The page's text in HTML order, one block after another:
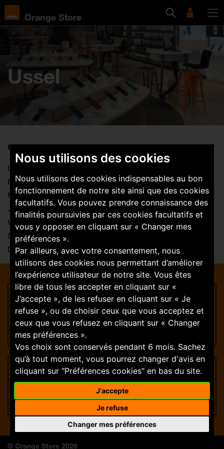
Nous utilisons des cookies
Nous utilisons des cookies indispensables au bon
fonctionnement de notre site ainsi que des cookies
facultatifs. Vous pouvez prendre connaissance des
finalités poursuivies par ces cookies facultatifs et
vous y opposer en cliquant sur « Changer mes
préférences ».
Par ailleurs, avec votre consentement, nous
utilisons des cookies nous permettant d’améliorer
l’expérience utilisateur de notre site. Vous êtes
libre de tous les accepter en cliquant sur «
J’accepte », de les refuser en cliquant sur « Je
refuse », ou de choisir ceux que vous acceptez et
ceux que vous refusez en cliquant sur « Changer
mes préférences ».
Vos choix sont conservés pendant 6 mois. Sachez
qu’à tout moment, vous pourrez changer d'avis en
cliquant sur "Préférences cookies" en bas du site.
J'accepte
Je refuse
Changer mes préférences
Orange Store
Ussel
Ouvertures :
Lundi : 14:00-19:00
Mardi :09:00-19:00
Mercredi :09:00-19:00
Jeudi :09:00-19:00
Vendredi :
09:00-19:00
Samedi :09:00-19:00
Dimanche : FERMÉ
Rejoignez-nous
Trouver une offre
Suivez-nous
© Orange Store 2026